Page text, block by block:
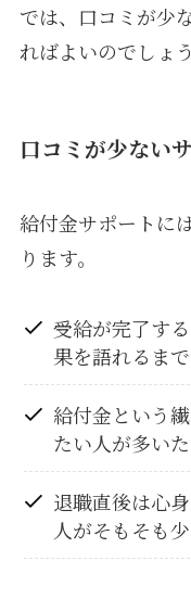
では、口コミが少
ればよいのでしょう
口コミが少ない
給付金サポートに
ります。
受給が完了す
果を語れるま
給付金という
たい人が多い
退職直後は心
人がそもそも